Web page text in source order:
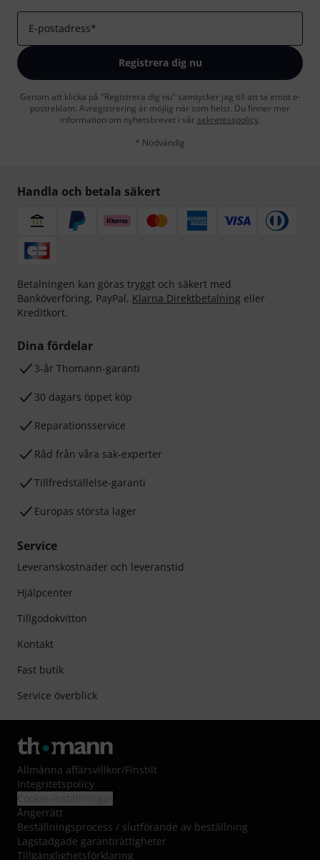
E-postadress*
Registrera dig nu
Genom att klicka på "Registrera dig nu" samtycker jag till att ta emot e-
postreklam. Avregistrering är möjlig när som helst. Du finner mer
information om nyhetsbrevet i vår sekretesspolicy.
* Nödvändig
Handla och betala säkert
Betalningen kan göras tryggt och säkert med
Banköverföring, PayPal, Klarna Direktbetalning eller
Kreditkort.
Dina fördelar
3-år Thomann-garanti
30 dagars öppet köp
Reparationsservice
Råd från våra sak-experter
Tillfredställelse-garanti
Europas största lager
Service
Leveranskostnader och leveranstid
Hjälpcenter
Tillgodokvitton
Kontakt
Fast butik
Service överblick
Allmänna affärsvillkor/Finstilt
Integritetspolicy
Ångerrätt
Beställningsprocess / slutförande av beställning
Lagstadgade garantirättigheter
Tillgänglighetsförklaring